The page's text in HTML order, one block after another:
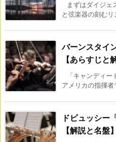
まずはダイジェ
と弦楽器の刻む
バーンスタイ
【あらすじと
「キャンディ
アメリカの指揮
ドビュッシー
【解説と名盤】